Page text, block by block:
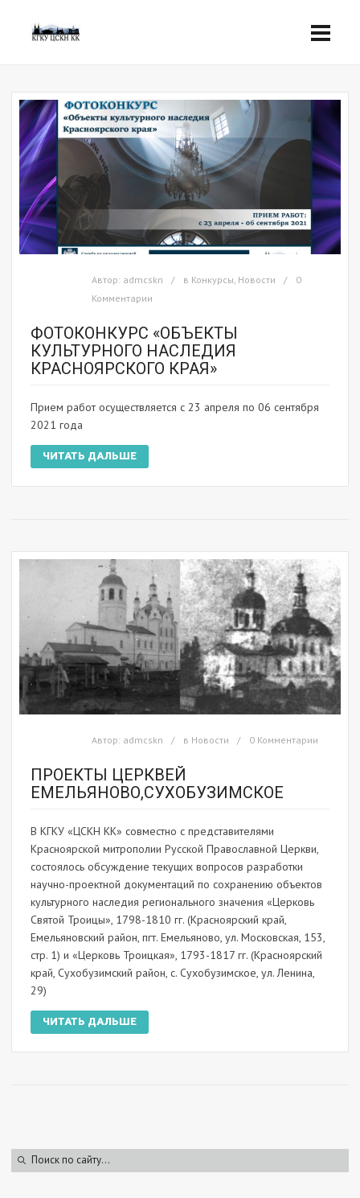
Автор: admcskn в Конкурсы, Новости
0
Комментарии
ФОТОКОНКУРС «ОБЪЕКТЫ
КУЛЬТУРНОГО НАСЛЕДИЯ
КРАСНОЯРСКОГО КРАЯ»
Прием работ осуществляется с 23 апреля по 06 сентября
2021 года
ЧИТАТЬ ДАЛЬШЕ
Автор: admcskn в Новости 0 Комментарии
ПРОЕКТЫ ЦЕРКВЕЙ
ЕМЕЛЬЯНОВО,СУХОБУЗИМСКОЕ
В КГКУ «ЦСКН КК» совместно с представителями
Красноярской митрополии Русской Православной Церкви,
состоялось обсуждение текущих вопросов разработки
научно-проектной документаций по сохранению объектов
культурного наследия регионального значения «Церковь
Святой Троицы», 1798-1810 гг. (Красноярский край,
Емельяновский район, пгт. Емельяново, ул. Московская, 153,
стр. 1) и «Церковь Троицкая», 1793-1817 гг. (Красноярский
край, Сухобузимский район, с. Сухобузимское, ул. Ленина,
29)
ЧИТАТЬ ДАЛЬШЕ